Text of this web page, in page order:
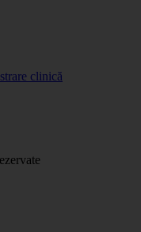
clinică